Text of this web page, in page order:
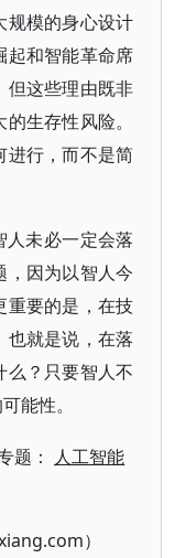
规模的身心设计
起和智能革命席
但这些理由既非
生存性风险。
进行，而不是简
人未必一定会落
，因为以智人今
重要的是，在技
也就是说，在落
么？只要智人不
能性。
题： 人工智能
）